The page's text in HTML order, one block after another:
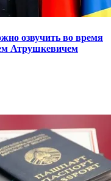
озвучить во время
Атрушкевичем